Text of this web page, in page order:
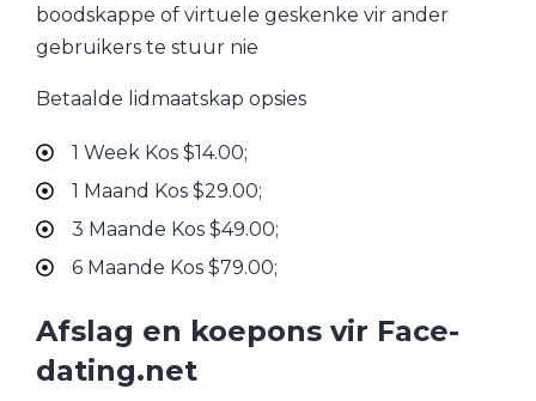
boodskappe of virtuele geskenke vir ander
gebruikers te stuur nie
Betaalde lidmaatskap opsies
1 Week Kos $14.00;
1 Maand Kos $29.00;
3 Maande Kos $49.00;
6 Maande Kos $79.00;
Afslag en koepons vir Face-
dating.net